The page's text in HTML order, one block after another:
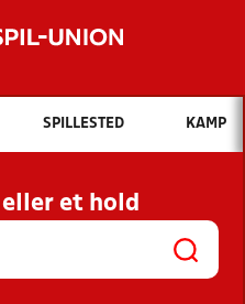
Hvad vil du søge efter?
OG NYHEDER
KLUBBER OG
SPILLESTED KAMP
et hold